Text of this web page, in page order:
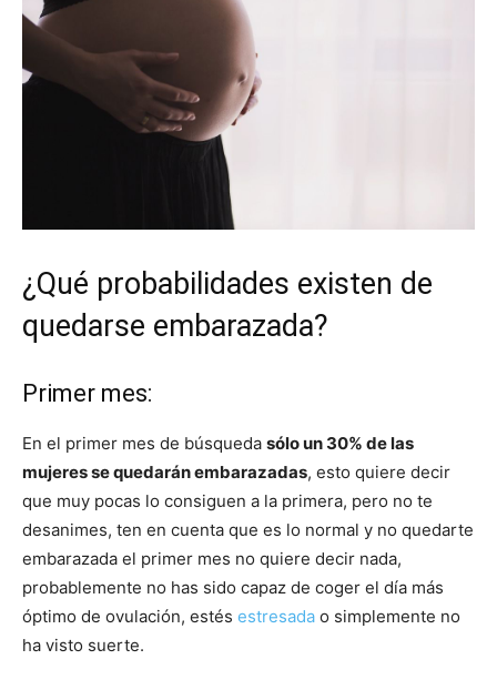
¿Qué probabilidades existen de
quedarse embarazada?
Primer mes:
En el primer mes de búsqueda sólo un 30% de las
mujeres se quedarán embarazadas, esto quiere decir
que muy pocas lo consiguen a la primera, pero no te
desanimes, ten en cuenta que es lo normal y no quedarte
embarazada el primer mes no quiere decir nada,
probablemente no has sido capaz de coger el día más
óptimo de ovulación, estés estresada o simplemente no
ha visto suerte.